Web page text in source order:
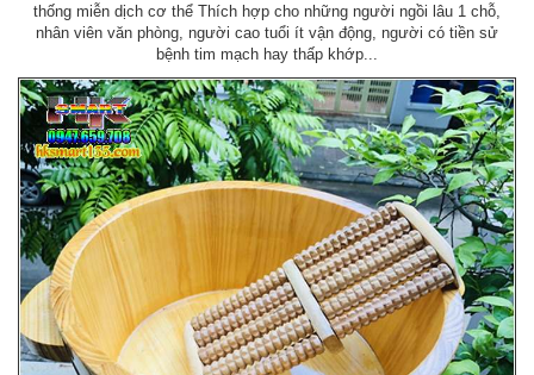
thống miễn dịch cơ thể Thích hợp cho những người ngồi lâu 1 chỗ,
nhân viên văn phòng, người cao tuổi ít vận động, người có tiền sử
bệnh tim mạch hay thấp khớp...